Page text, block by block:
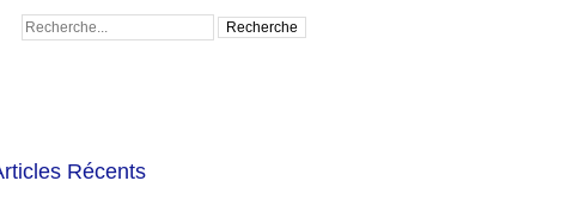
Récents